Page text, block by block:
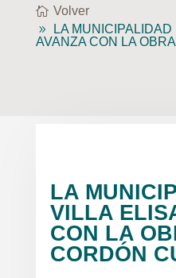
Volver
LA
AVANZA CON LA
LA
VILLA
CON LA
CORDÓN